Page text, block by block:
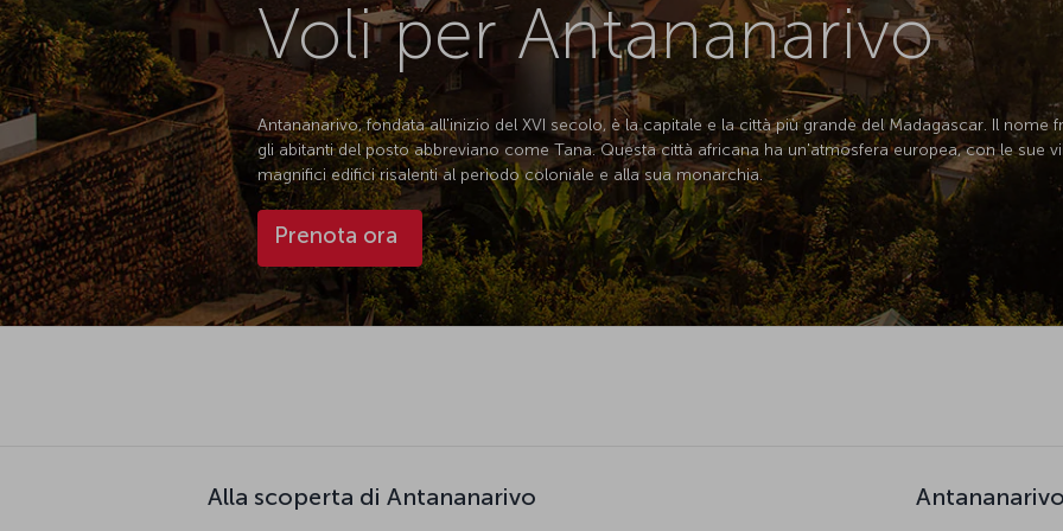
Voli per Antananarivo
Antananarivo, fondata all'inizio del XVI secolo, è la capitale e la città più grande del Madagascar. Il nome
gli abitanti del posto abbreviano come Tana. Questa città africana ha un'atmosfera europea, con le sue
magnifici edifici risalenti al periodo coloniale e alla sua monarchia.
Prenota ora
Alla scoperta di Antananarivo